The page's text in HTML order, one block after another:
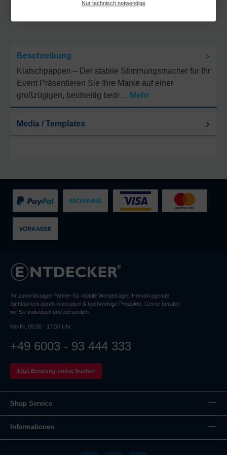
Beschreibung
Klatschpappen – Der stabile Stimmungsmacher für Ihr
Event Präsentieren Sie Ihre Marke auf einer
großzügigen, beidseitig bedr… Mehr
Media / Templates
Ihr zuverlässiger Partner für mobile Werbeträger. Hervorragende
Sichtbarkeit durch innovative & hochwertige Produkte. Gerne beraten
wir Sie individuell und persönlich.
Mo-Fr, 09:00 - 17:00 Uhr
+49 6003 - 93 444 333
Jetzt Beratung online buchen
Shop Service
Informationen
Nur technisch notwendige